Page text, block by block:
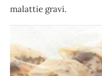
malattie gravi.